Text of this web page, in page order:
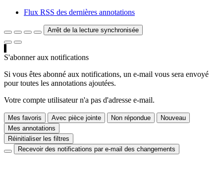
Flux RSS des dernières annotations
Arrêt de la lecture synchronisée
S'abonner aux notifications
Si vous êtes abonné aux notifications, un e-mail vous sera envoyé
pour toutes les annotations ajoutées.
Votre compte utilisateur n'a pas d'adresse e-mail.
Mes favoris Avec pièce jointe Non répondue
Nouveau
Mes annotations
Réinitialiser les filtres
Recevoir des notifications par e-mail des changements